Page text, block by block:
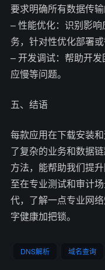
要求明确所有数据传输
– 性能优化：识别影
务，针对性优化部署或
– 开发调试：帮助开
应慢等问题。
五、结语
每款应用在下载安装
了复杂的业务和数据
方法，能帮助我们提
至在专业测试和审计
代，了解一点专业网
字健康加把锁。
DNS解析 域名查询